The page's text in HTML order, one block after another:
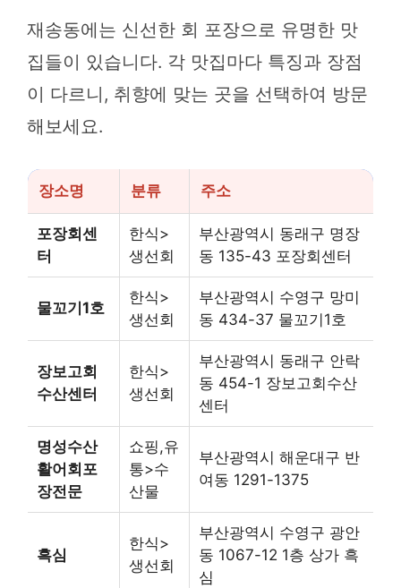
재송동에는 신선한 회 포장으로 유명한 맛
집들이 있습니다. 각 맛집마다 특징과 장점
이 다르니, 취향에 맞는 곳을 선택하여 방문
해보세요.
장소명 분류 주소
포장회센
터
한식>
생선회
부산광역시 동래구 명장
동 135-43 포장회센터
물꼬기1호
한식>
생선회
부산광역시 수영구 망미
동 434-37 물꼬기1호
장보고회
수산센터
한식>
생선회
부산광역시 동래구 안락
동 454-1 장보고회수산
센터
명성수산
활어회포
장전문
쇼핑,유
통>수
산물
부산광역시 해운대구 반
여동 1291-1375
흑심
한식>
생선회
부산광역시 수영구 광안
동 1067-12 1층 상가 흑
심